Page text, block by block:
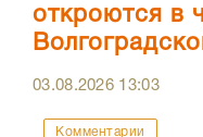
откроются в
03.08.2026 13:03
Комментарии